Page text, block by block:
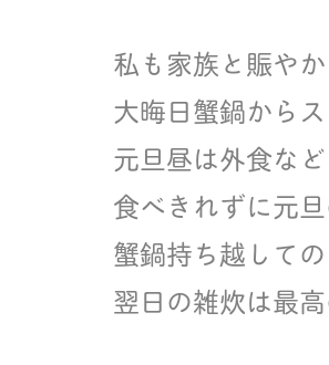
私も家族と賑や
大晦日蟹鍋から
元旦昼は外食など
食べきれずに元
蟹鍋持ち越しての
翌日の雑炊は最